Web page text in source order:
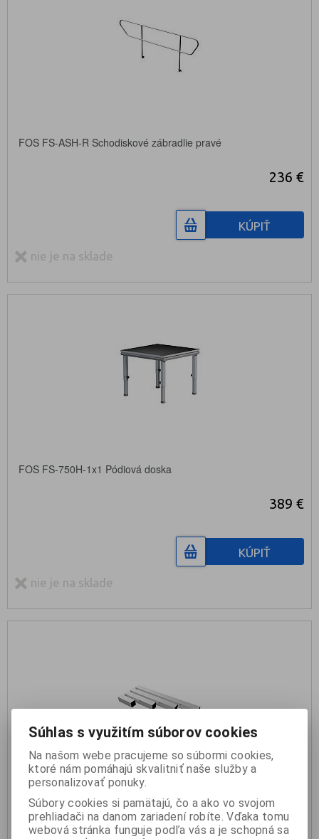
FOS FS-ASH-R Schodiskové zábradlie pravé
236 €
KÚPIŤ
nie je na sklade
FOS FS-750H-1x1 Pódiová doska
389 €
KÚPIŤ
nie je na sklade
FOS FS-FL60 Pevná nožička
19,50 €
Súhlas s využitím súborov cookies
Na našom webe pracujeme so súbormi cookies,
ktoré nám pomáhajú skvalitniť naše služby a
personalizovať ponuky.
Súbory cookies si pamätajú, čo a ako vo svojom
prehliadači na danom zariadení robíte. Vďaka tomu
webová stránka funguje podľa vás a je schopná sa